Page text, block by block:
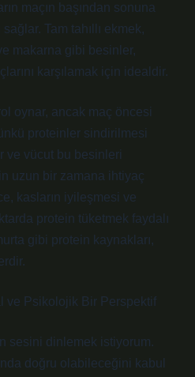
maçın başından sonuna
Tam tahıllı ekmek,
makarna gibi besinler,
karşılamak için idealdir.
oynar, ancak maç öncesi
proteinler sindirilmesi
ve vücut bu besinleri
uzun bir zamana ihtiyaç
kasların iyileşmesi ve
protein tüketmek faydalı
gibi protein kaynakları,
ve Psikolojik Bir Perspektif
sesini dinlemek istiyorum.
doğru olabileceğini kabul